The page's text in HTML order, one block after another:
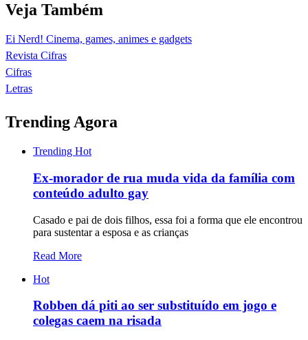
Veja Também
Ei Nerd! Cinema, games, animes e gadgets
Revista Cifras
Cifras
Letras
Trending Agora
Trending Hot
Ex-morador de rua muda vida da família com
conteúdo adulto gay
Casado e pai de dois filhos, essa foi a forma que ele encontrou
para sustentar a esposa e as crianças
Read More
Hot
Robben dá piti ao ser substituído em jogo e
colegas caem na risada